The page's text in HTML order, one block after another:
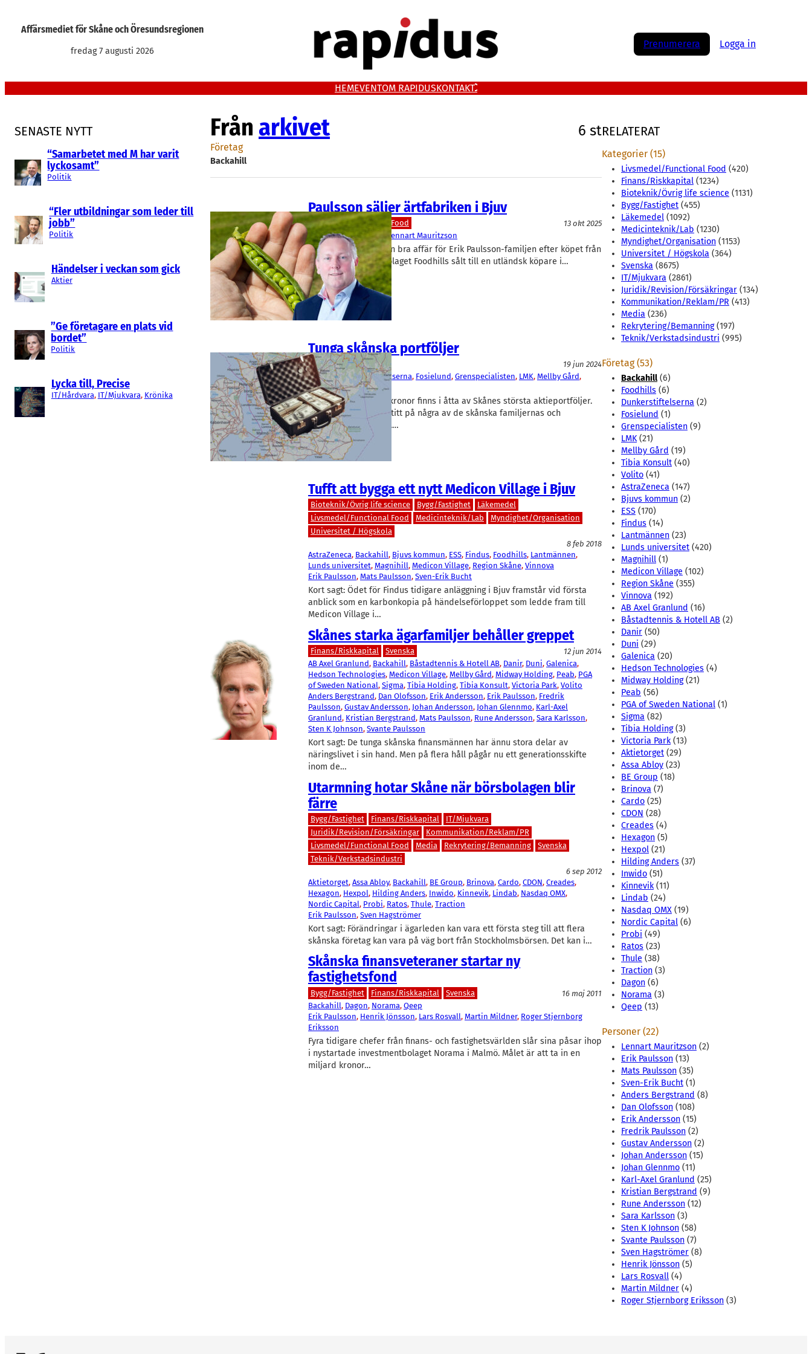
Affärsmediet för Skåne och Öresundsregionen
fredag 7 augusti 2026
Prenumerera Logga in
HEMEVENTOM RAPIDUSKONTAKT
SENASTE NYTT
“Samarbetet med M har varit
lyckosamt”
Politik
“Fler utbildningar som leder till
jobb”
Politik
Händelser i veckan som gick
Aktier
”Ge företagare en plats vid
bordet”
Politik
Lycka till, Precise
IT/Hårdvara, IT/Mjukvara, Krönika
Från arkivet 6 st
Företag
Backahill
Paulsson säljer ärtfabriken i Bjuv
Livsmedel/Functional Food
13 okt 2025
Backahill, Foodhills Lennart Mauritzson
Ärtor i Bjuv blev ingen bra affär för Erik Paulsson-familjen efter köpet från
Findus 2016. Nu är bolaget Foodhills sålt till en utländsk köpare i…
Tunga skånska portföljer
Finans/Riskkapital
19 jun 2024
Backahill, Dunkerstiftelserna, Fosielund, Grenspecialisten, LMK, Mellby Gård
Tibia Konsult, Volito
Nästan 50 miljarder kronor finns i åtta av Skånes största aktieportföljer.
Rapidus har tagit en titt på några av de skånska familjernas och
stiftelsernas innehav.…
Tufft att bygga ett nytt Medicon Village i Bjuv
Bioteknik/Övrig life science Bygg/Fastighet
Läkemedel
Livsmedel/Functional Food
Medicinteknik/Lab
Myndighet/Organisation
Universitet / Högskola
8 feb 2018
AstraZeneca, Backahill, Bjuvs kommun, ESS, Findus, Foodhills, Lantmännen
Lunds universitet, Magnihill, Medicon Village, Region Skåne, Vinnova
Erik Paulsson, Mats Paulsson, Sven-Erik Bucht
Kort sagt: Ödet för Findus tidigare anläggning i Bjuv framstår vid första
anblick som en karbonkopia på händelseförloppet som ledde fram till
Medicon Village i…
Skånes starka ägarfamiljer behåller greppet
Finans/Riskkapital Svenska
12 jun 2014
AB Axel Granlund, Backahill, Båstadtennis & Hotell AB, Danir, Duni, Galenica
Hedson Technologies, Medicon Village, Mellby Gård, Midway Holding, Peab, PGA
of Sweden National, Sigma, Tibia Holding, Tibia Konsult, Victoria Park, Volito
Anders Bergstrand, Dan Olofsson, Erik Andersson, Erik Paulsson, Fredrik
Paulsson, Gustav Andersson, Johan Andersson, Johan Glennmo, Karl-Axel
Granlund, Kristian Bergstrand, Mats Paulsson, Rune Andersson, Sara Karlsson
Sten K Johnson, Svante Paulsson
Kort sagt: De tunga skånska finansmännen har ännu stora delar av
näringslivet i sin hand. Men på flera håll pågår nu ett generationsskifte
inom de…
Utarmning hotar Skåne när börsbolagen blir
färre
Bygg/Fastighet Finans/Riskkapital
IT/Mjukvara
Juridik/Revision/Försäkringar
Kommunikation/Reklam/PR
Livsmedel/Functional Food
Media Rekrytering/Bemanning
Svenska
Teknik/Verkstadsindustri
6 sep 2012
Aktietorget, Assa Abloy, Backahill, BE Group, Brinova, Cardo, CDON, Creades
Hexagon, Hexpol, Hilding Anders, Inwido, Kinnevik, Lindab, Nasdaq OMX
Nordic Capital, Probi, Ratos, Thule, Traction
Erik Paulsson, Sven Hagströmer
Kort sagt: Förändringar i ägarleden kan vara ett första steg till att flera
skånska företag kan vara på väg bort från Stockholmsbörsen. Det kan i…
Skånska finansveteraner startar ny
fastighetsfond
Bygg/Fastighet Finans/Riskkapital Svenska
16 maj 2011
Backahill, Dagon, Norama, Qeep
Erik Paulsson, Henrik Jönsson, Lars Rosvall, Martin Mildner, Roger Stjernborg
Eriksson
Fyra tidigare chefer från finans- och fastighetsvärlden slår sina påsar ihop
i nystartade investmentbolaget Norama i Malmö. Målet är att ta in en
miljard kronor…
RELATERAT
Kategorier (15)
Livsmedel/Functional Food (420)
Finans/Riskkapital (1234)
Bioteknik/Övrig life science (1131)
Bygg/Fastighet (455)
Läkemedel (1092)
Medicinteknik/Lab (1230)
Myndighet/Organisation (1153)
Universitet / Högskola (364)
Svenska (8675)
IT/Mjukvara (2861)
Juridik/Revision/Försäkringar (134)
Kommunikation/Reklam/PR (413)
Media (236)
Rekrytering/Bemanning(197)
Teknik/Verkstadsindustri (995)
Företag (53)
Backahill(6)
Foodhills (6)
Dunkerstiftelserna (2)
Fosielund (1)
Grenspecialisten (9)
LMK(21)
Mellby Gård (19)
Tibia Konsult (40)
Volito (41)
AstraZeneca (147)
Bjuvs kommun (2)
ESS (170)
Findus (14)
Lantmännen (23)
Lunds universitet (420)
Magnihill (1)
Medicon Village (102)
Region Skåne (355)
Vinnova (192)
AB Axel Granlund (16)
Båstadtennis & Hotell AB (2)
Danir (50)
Duni (29)
Galenica (20)
Hedson Technologies (4)
Midway Holding(21)
Peab (56)
PGA of Sweden National (1)
Sigma (82)
Tibia Holding(3)
Victoria Park(13)
Aktietorget (29)
Assa Abloy (23)
BE Group (18)
Brinova (7)
Cardo (25)
CDON (28)
Creades (4)
Hexagon (5)
Hexpol (21)
Hilding Anders (37)
Inwido (51)
Kinnevik(11)
Lindab (24)
Nasdaq OMX (19)
Nordic Capital (6)
Probi (49)
Ratos (23)
Thule (38)
Traction (3)
Dagon (6)
Norama (3)
Qeep (13)
Personer (22)
Lennart Mauritzson (2)
Erik Paulsson (13)
Mats Paulsson (35)
Sven-Erik Bucht (1)
Anders Bergstrand (8)
Dan Olofsson (108)
Erik Andersson (15)
Fredrik Paulsson (2)
Gustav Andersson (2)
Johan Andersson (15)
Johan Glennmo (11)
Karl-Axel Granlund (25)
Kristian Bergstrand (9)
Rune Andersson (12)
Sara Karlsson (3)
Sten K Johnson (58)
Svante Paulsson (7)
Sven Hagströmer (8)
Henrik Jönsson (5)
Lars Rosvall (4)
Martin Mildner (4)
Roger Stjernborg Eriksson (3)